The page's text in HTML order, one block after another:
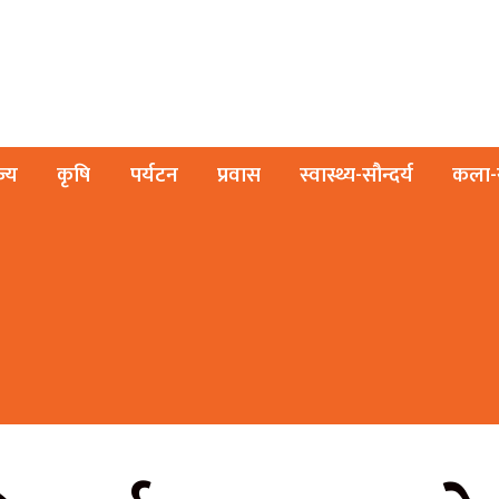
कृषि पर्यटन प्रवास स्वास्थ्य-सौन्दर्य कला-